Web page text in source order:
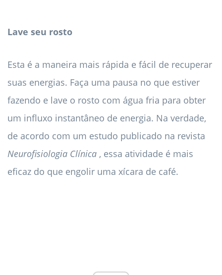
Lave seu rosto
Esta é a maneira mais rápida e fácil de recuperar
suas energias. Faça uma pausa no que estiver
fazendo e lave o rosto com água fria para obter
um influxo instantâneo de energia. Na verdade,
de acordo com um estudo publicado na revista
Neurofisiologia Clínica , essa atividade é mais
eficaz do que engolir uma xícara de café.